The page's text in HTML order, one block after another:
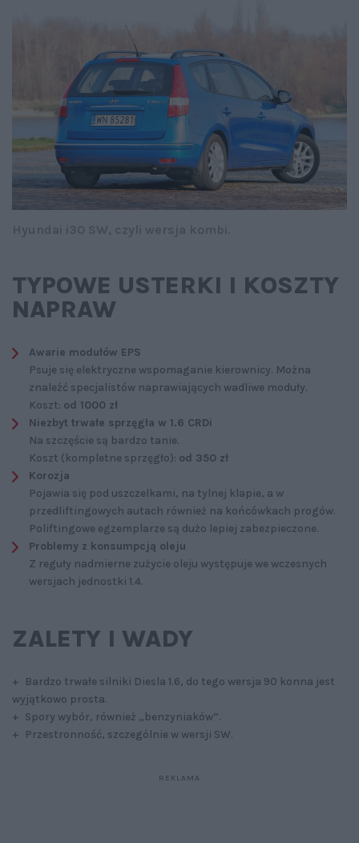
TYPOWE USTERKI I KOSZTY
NAPRAW
Awarie modułów EPS
Psuje się elektryczne wspomaganie kierownicy. Można
znaleźć specjalistów naprawiających wadliwe moduły.
Koszt: od 1000 zł
Niezbyt trwałe sprzęgła w 1.6 CRDi
Na szczęście są bardzo tanie.
Koszt (kompletne sprzęgło): od 350 zł
Korozja
Pojawia się pod uszczelkami, na tylnej klapie, a w
przedliftingowych autach również na końcówkach progów.
Poliftingowe egzemplarze są dużo lepiej zabezpieczone.
Problemy z konsumpcją oleju
Z reguły nadmierne zużycie oleju występuje we wczesnych
wersjach jednostki 1.4.
ZALETY I WADY
+ Bardzo trwałe silniki Diesla 1.6, do tego wersja 90 konna jest
wyjątkowo prosta.
+ Spory wybór, również „benzyniaków”.
+ Przestronność, szczególnie w wersji SW.